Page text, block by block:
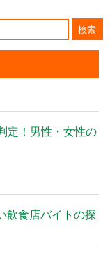
検索
定！男性・女性の
飲食店バイトの探